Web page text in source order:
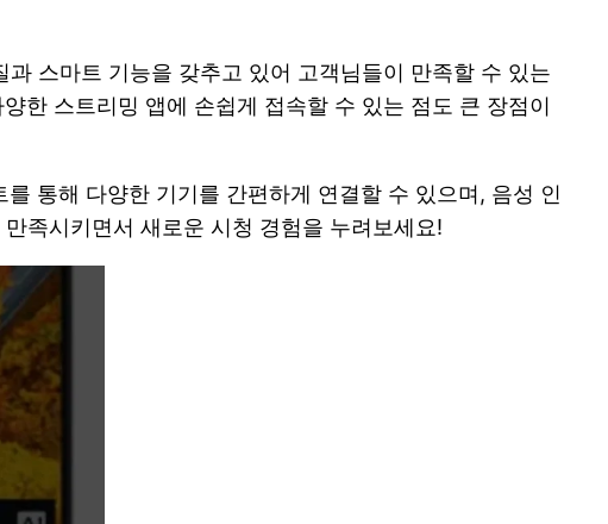
스마트 기능을 갖추고 있어 고객님들이 만족할 수 있는
한 스트리밍 앱에 손쉽게 접속할 수 있는 점도 큰 장점이
통해 다양한 기기를 간편하게 연결할 수 있으며, 음성 인
족시키면서 새로운 시청 경험을 누려보세요!